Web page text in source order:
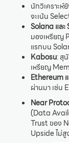
นักวิเคราะ
จะเน้น
Solana แล
มองเหรียญ
แรกบน
Kabosu: สุ
เหรียญ
Ethereum
ผ่านมา เช่น
Near
(Data
Trust ของ
Upside ไม่สู